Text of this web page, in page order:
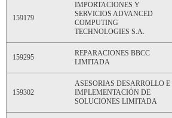
159179
IMPORTACIONES Y
SERVICIOS ADVANCED
COMPUTING
TECHNOLOGIES S.A.
159295
REPARACIONES BBCC
LIMITADA
159302
ASESORIAS DESARROLLO E
IMPLEMENTACIÓN DE
SOLUCIONES LIMITADA